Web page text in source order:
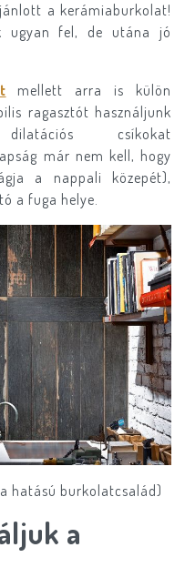
a kerámiaburkolat!
ugyan fel, de utána jó
mellett arra is külön
ragasztót használjunk
csíkokat
már nem kell, hogy
a nappali közepét),
a fuga helye.
hatású burkolatcsalád)
a